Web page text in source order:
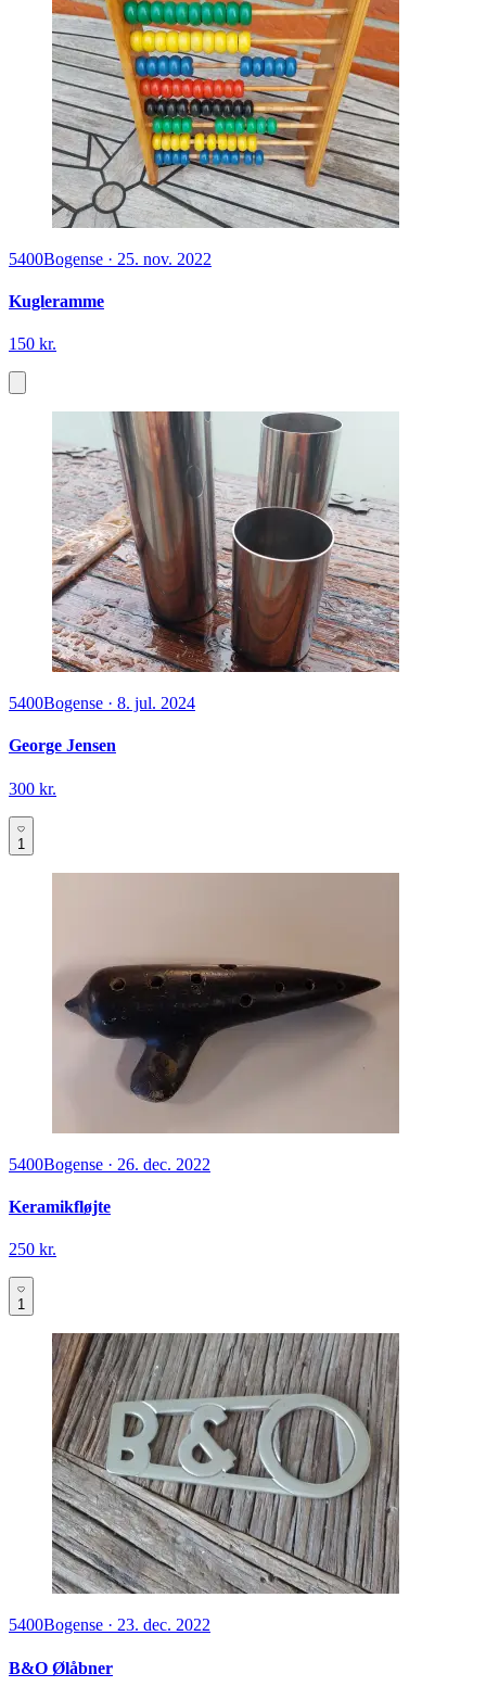
5400Bogense · 25. nov. 2022
Kugleramme
150 kr.
5400Bogense · 8. jul. 2024
George Jensen
300 kr.
1
5400Bogense · 26. dec. 2022
Keramikfløjte
250 kr.
1
5400Bogense · 23. dec. 2022
B&O Ølåbner